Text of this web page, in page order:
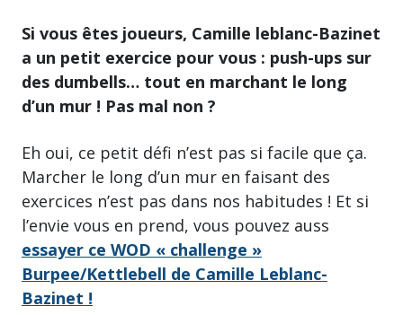
Si vous êtes joueurs, Camille leblanc-Bazinet
a un petit exercice pour vous : push-ups sur
des dumbells… tout en marchant le long
d’un mur ! Pas mal non ?
Eh oui, ce petit défi n’est pas si facile que ça.
Marcher le long d’un mur en faisant des
exercices n’est pas dans nos habitudes ! Et si
l’envie vous en prend, vous pouvez auss
essayer ce WOD « challenge »
Burpee/Kettlebell de Camille Leblanc-
Bazinet !